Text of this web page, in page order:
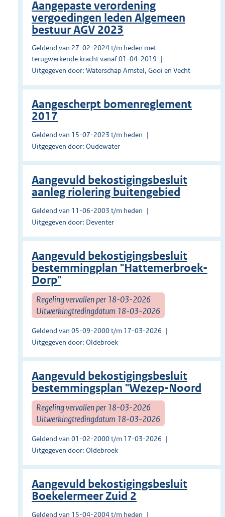
Aangepaste verordening
vergoedingen leden Algemeen
bestuur AGV 2023
Geldend van 27-02-2024 t/m heden met
terugwerkende kracht vanaf 01-04-2019
Uitgegeven door: Waterschap Amstel, Gooi en Vecht
Aangescherpt bomenreglement
2017
Geldend van 15-07-2023 t/m heden
Uitgegeven door: Oudewater
Aangevuld bekostigingsbesluit
aanleg riolering buitengebied
Geldend van 11-06-2003 t/m heden
Uitgegeven door: Deventer
Aangevuld bekostigingsbesluit
bestemmingplan "Hattemerbroek-
Dorp"
Regeling vervallen per 18-03-2026
Uitwerkingtredingdatum 18-03-2026
Geldend van 05-09-2000 t/m 17-03-2026
Uitgegeven door: Oldebroek
Aangevuld bekostigingsbesluit
bestemmingsplan "Wezep-Noord
Regeling vervallen per 18-03-2026
Uitwerkingtredingdatum 18-03-2026
Geldend van 01-02-2000 t/m 17-03-2026
Uitgegeven door: Oldebroek
Aangevuld bekostigingsbesluit
Boekelermeer Zuid 2
Geldend van 15-04-2004 t/m heden